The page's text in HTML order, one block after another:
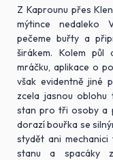
Z Kaprounu přes
mýtince nedaleko
pečeme buřty a
širákem. Kolem
mráčku, aplikace o
však evidentně jiné
zcela jasnou oblohu
stan pro tři osoby a
dorazí bouřka se
stydět ani mechanici
stanu a spacáky